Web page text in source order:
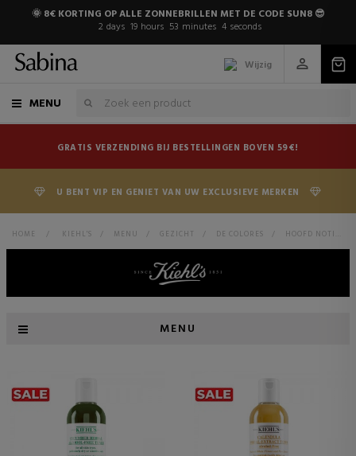
🌞 8€ KORTING OP ALLE ZONNEBRILLEN MET DE CODE SUN8 😎
2 days 19 hours 53 minutes 4 seconds
Wijzig
MENU
GRATIS VERZENDING BIJ BESTELLINGEN BOVEN 59€!
U BENT VIP EN GENIET VAN UW EXCLUSIEVE MERKEN
HOME > KIEHL'S > MENU > GEZICHT > DE COLORES > HOOFD NOTITIE
MENU